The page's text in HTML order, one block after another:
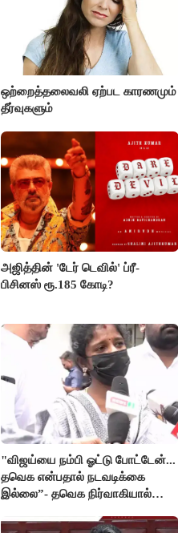
ஒற்றைத்தலைவலி ஏற்பட காரணமும்
தீர்வுகளும்
அஜித்தின் 'டேர் டெவில்' ப்ரீ-
பிசினஸ் ரூ.185 கோடி?
"விஜய்யை நம்பி ஓட்டு போட்டேன்...
தவெக என்பதால் நடவடிக்கை
இல்லை”- தவெக நிர்வாகியால்